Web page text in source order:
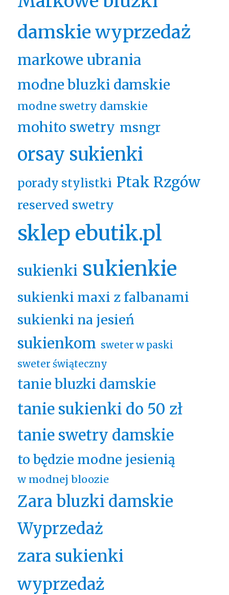
damskie wyprzedaż
markowe ubrania
modne bluzki damskie
modne swetry damskie
mohito swetry msngr
orsay sukienki
porady stylistki Ptak Rzgów
reserved swetry
sklep ebutik.pl
sukienki sukienkie
sukienki maxi z falbanami
sukienki na jesień
sukienkom sweter w paski
sweter świąteczny
tanie bluzki damskie
tanie sukienki do 50 zł
tanie swetry damskie
to będzie modne jesienią
w modnej bloozie
Zara bluzki damskie
Wyprzedaż
zara sukienki
wyprzedaż